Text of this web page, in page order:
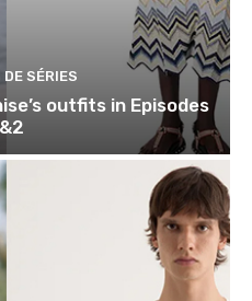
DE SÉRIES
outfits in Episodes